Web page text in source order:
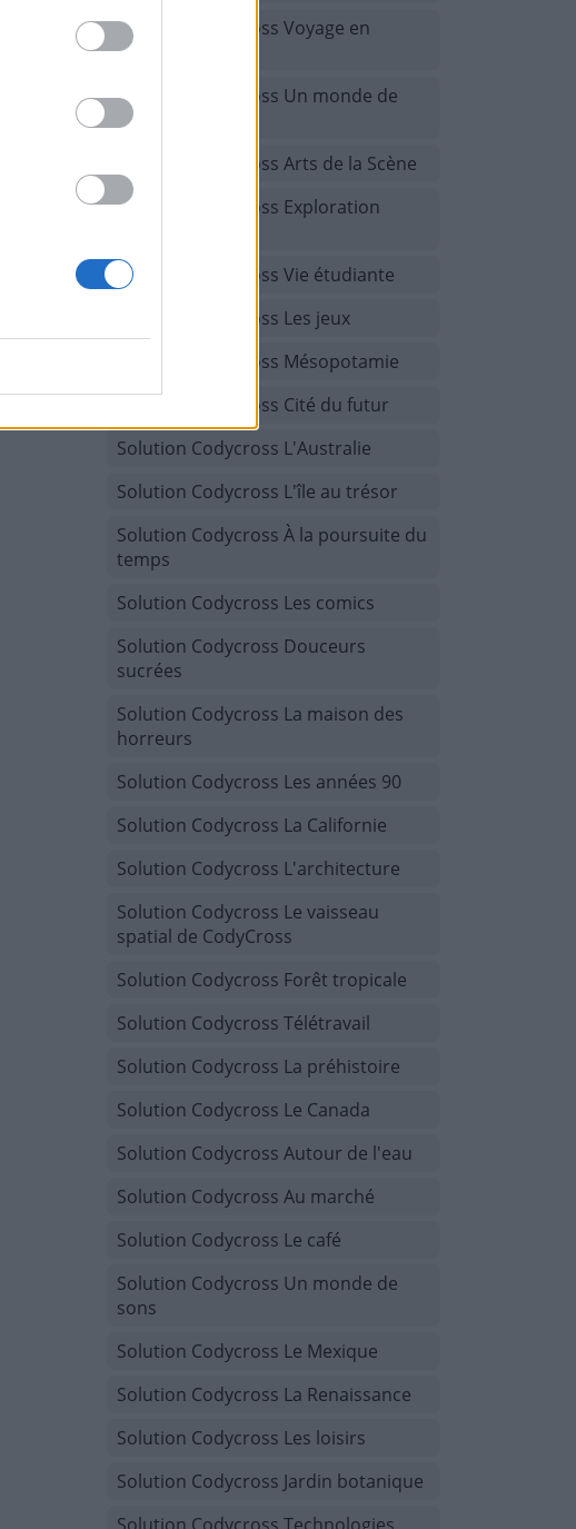
Solution Codycross Voyage en
Espagne
Solution Codycross Un monde de
fantaisie
Solution Codycross Arts de la Scène
Solution Codycross Exploration
Solution Codycross Vie étudiante
Solution Codycross Les jeux
Solution Codycross Mésopotamie
Solution Codycross Cité du futur
Solution Codycross L'Australie
Solution Codycross L'île au trésor
Solution Codycross À la poursuite du
temps
Solution Codycross Les comics
Solution Codycross Douceurs
sucrées
Solution Codycross La maison des
horreurs
Solution Codycross Les années 90
Solution Codycross La Californie
Solution Codycross L'architecture
Solution Codycross Le vaisseau
spatial de CodyCross
Solution Codycross Forêt tropicale
Solution Codycross Télétravail
Solution Codycross La préhistoire
Solution Codycross Le Canada
Solution Codycross Autour de l'eau
Solution Codycross Au marché
Solution Codycross Le café
Solution Codycross Un monde de
sons
Solution Codycross Le Mexique
Solution Codycross La Renaissance
Solution Codycross Les loisirs
Solution Codycross Jardin botanique